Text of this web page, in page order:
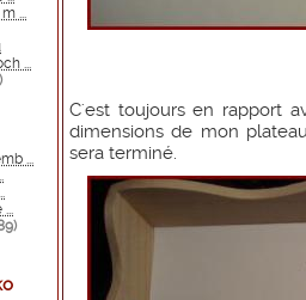
...
...
)
...
)
C'est toujours en rapport
dimensions de mon
sera terminé.